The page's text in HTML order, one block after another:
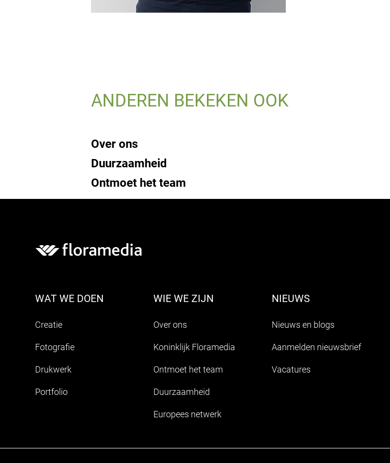
ANDEREN BEKEKEN OOK
Over ons
Duurzaamheid
Ontmoet het team
WAT WE DOEN
Creatie
Fotografie
Drukwerk
Portfolio
WIE WE ZIJN
Over ons
Koninklijk Floramedia
Ontmoet het team
Duurzaamheid
Europees netwerk
NIEUWS
Nieuws en blogs
Aanmelden nieuwsbrief
Vacatures